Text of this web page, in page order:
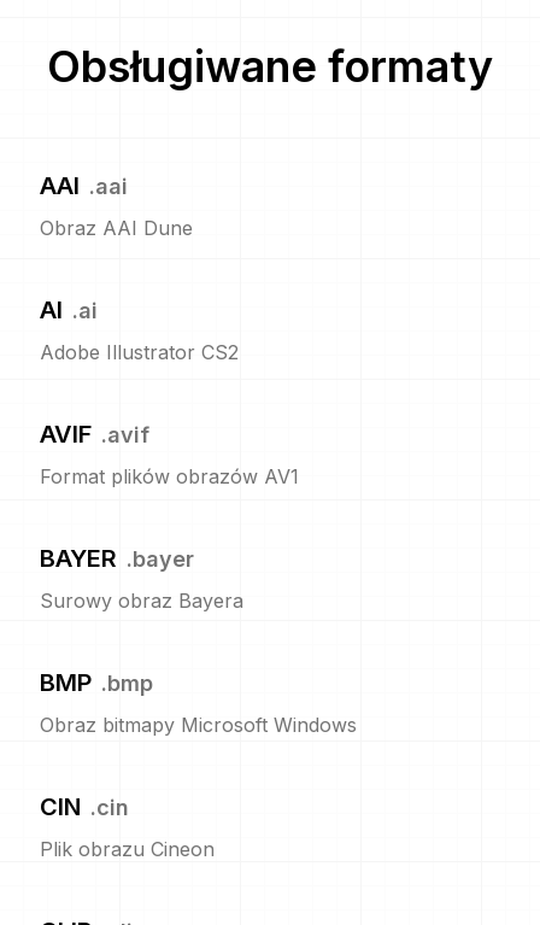
Obsługiwane formaty
AAI .aai
Obraz AAI Dune
AI .ai
Adobe Illustrator CS2
AVIF .avif
Format plików obrazów AV1
BAYER .bayer
Surowy obraz Bayera
BMP .bmp
Obraz bitmapy Microsoft Windows
CIN .cin
Plik obrazu Cineon